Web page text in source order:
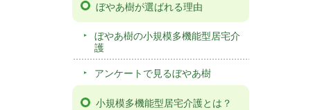
ぼやあ樹が選ばれる理由
ぼやあ樹の小規模多機能型居宅介
護
アンケートで見るぼやあ樹
小規模多機能型居宅介護とは？